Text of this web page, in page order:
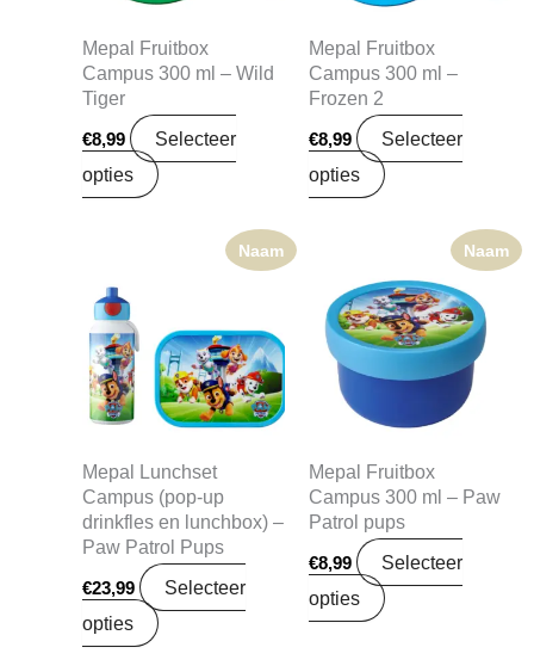
Mepal Fruitbox
Campus 300 ml – Wild
Tiger
€8,99
Selecteer
opties
Mepal Fruitbox
Campus 300 ml –
Frozen 2
€8,99
Selecteer
opties
Naam
Mepal Lunchset
Campus (pop-up
drinkfles en lunchbox) –
Paw Patrol Pups
€23,99
Selecteer
opties
Naam
Mepal Fruitbox
Campus 300 ml – Paw
Patrol pups
€8,99
Selecteer
opties